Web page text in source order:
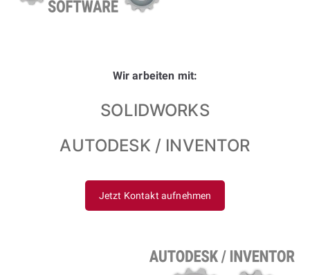
Wir arbeiten mit:
SOLIDWORKS
AUTODESK / INVENTOR
Jetzt Kontakt aufnehmen